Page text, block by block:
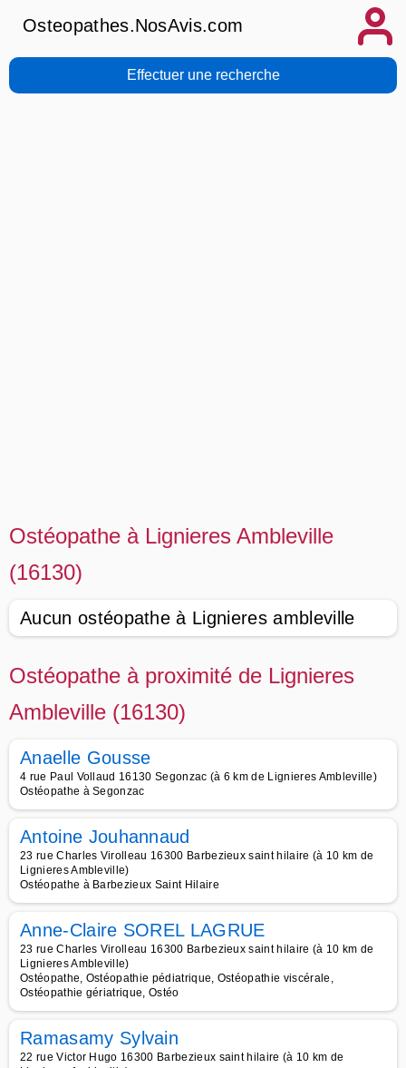
Osteopathes.NosAvis.com
Effectuer une recherche
Ostéopathe à Lignieres Ambleville
(16130)
Aucun ostéopathe à Lignieres ambleville
Ostéopathe à proximité de Lignieres
Ambleville (16130)
Anaelle Gousse
4 rue Paul Vollaud 16130 Segonzac (à 6 km de Lignieres Ambleville)
Ostéopathe à Segonzac
Antoine Jouhannaud
23 rue Charles Virolleau 16300 Barbezieux saint hilaire (à 10 km de
Lignieres Ambleville)
Ostéopathe à Barbezieux Saint Hilaire
Anne-Claire SOREL LAGRUE
23 rue Charles Virolleau 16300 Barbezieux saint hilaire (à 10 km de
Lignieres Ambleville)
Ostéopathe, Ostéopathie pédiatrique, Ostéopathie viscérale,
Ostéopathie gériatrique, Ostéo
Ramasamy Sylvain
22 rue Victor Hugo 16300 Barbezieux saint hilaire (à 10 km de